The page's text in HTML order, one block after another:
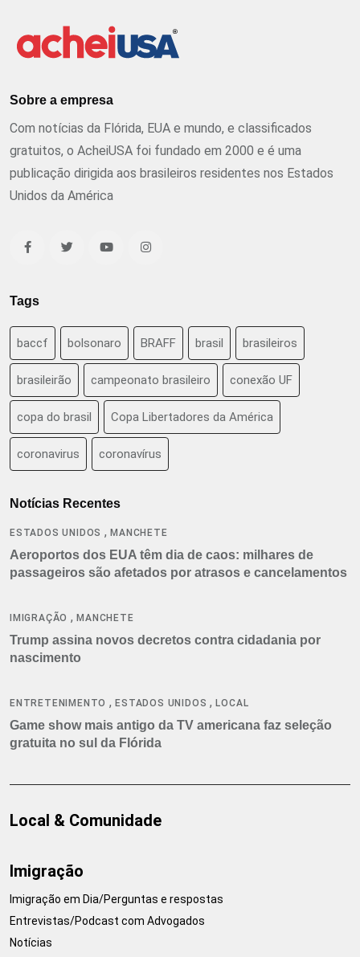
Sobre a empresa
Com notícias da Flórida, EUA e mundo, e classificados
gratuitos, o AcheiUSA foi fundado em 2000 e é uma
publicação dirigida aos brasileiros residentes nos Estados
Unidos da América
Tags
baccf bolsonaro BRAFF brasil brasileiros
brasileirão campeonato brasileiro conexão UF
copa do brasil Copa Libertadores da América
coronavirus coronavírus
Notícias Recentes
ESTADOS UNIDOS ,MANCHETE
Aeroportos dos EUA têm dia de caos: milhares de
passageiros são afetados por atrasos e cancelamentos
IMIGRAÇÃO ,MANCHETE
Trump assina novos decretos contra cidadania por
nascimento
ENTRETENIMENTO ,ESTADOS UNIDOS ,LOCAL
Game show mais antigo da TV americana faz seleção
gratuita no sul da Flórida
Local & Comunidade
Imigração
Imigração em Dia/Perguntas e respostas
Entrevistas/Podcast com Advogados
Notícias